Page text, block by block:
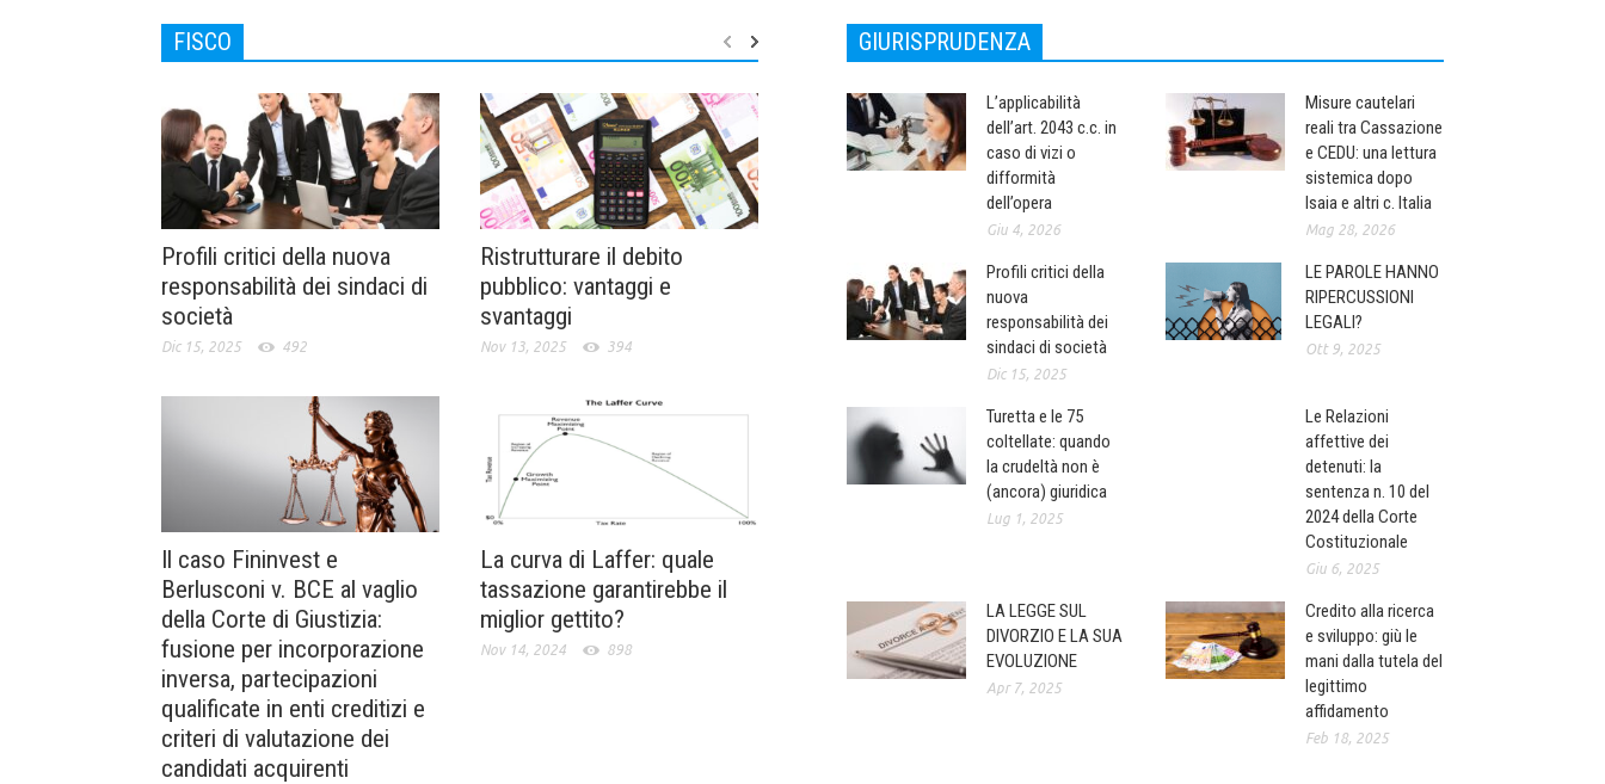
FISCO
Profili critici della nuova
responsabilità dei sindaci di
società
Dic 15, 2025 492
Ristrutturare il debito
pubblico: vantaggi e
svantaggi
Nov 13, 2025 394
Il caso Fininvest e
Berlusconi v. BCE al vaglio
della Corte di Giustizia:
fusione per incorporazione
inversa, partecipazioni
qualificate in enti creditizi e
criteri di valutazione dei
candidati acquirenti
La curva di Laffer: quale
tassazione garantirebbe il
miglior gettito?
Nov 14, 2024 898
GIURISPRUDENZA
L’applicabilità
dell’art. 2043 c.c. in
caso di vizi o
difformità
dell’opera
Giu 4, 2026
Misure cautelari
reali tra Cassazione
e CEDU: una lettura
sistemica dopo
Isaia e altri c. Italia
Mag 28, 2026
Profili critici della
nuova
responsabilità dei
sindaci di società
Dic 15, 2025
LE PAROLE HANNO
RIPERCUSSIONI
LEGALI?
Ott 9, 2025
Turetta e le 75
coltellate: quando
la crudeltà non è
(ancora) giuridica
Lug 1, 2025
Le Relazioni
affettive dei
detenuti: la
sentenza n. 10 del
2024 della Corte
Costituzionale
Giu 6, 2025
LA LEGGE SUL
DIVORZIO E LA SUA
EVOLUZIONE
Apr 7, 2025
Credito alla ricerca
e sviluppo: giù le
mani dalla tutela del
legittimo
affidamento
Feb 18, 2025